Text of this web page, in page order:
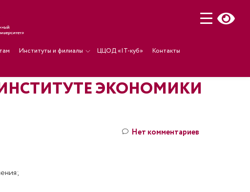
Институты и филиалы ЦЦОД «IT-куб»
Контакты
ЭКОНОМИКИ
Нет комментариев